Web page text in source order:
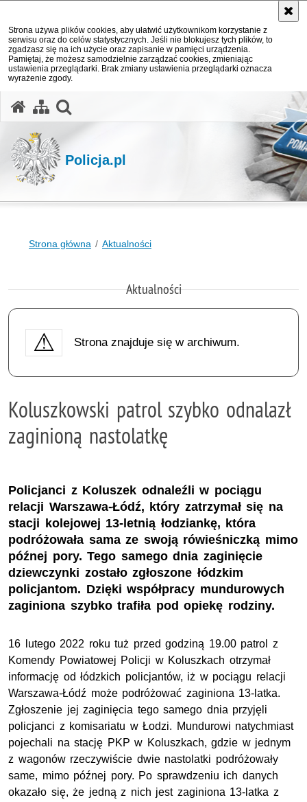
Strona używa plików cookies, aby ułatwić użytkownikom korzystanie z
serwisu oraz do celów statystycznych. Jeśli nie blokujesz tych plików, to
zgadzasz się na ich użycie oraz zapisanie w pamięci urządzenia.
Pamiętaj, że możesz samodzielnie zarządzać cookies, zmieniając
ustawienia przeglądarki. Brak zmiany ustawienia przeglądarki oznacza
wyrażenie zgody.
Policja.pl
Strona główna Aktualności
Aktualności
Strona znajduje się w archiwum.
Koluszkowski patrol szybko odnalazł
zaginioną nastolatkę
Policjanci z Koluszek odnaleźli w pociągu
relacji Warszawa-Łódź, który zatrzymał się na
stacji kolejowej 13-letnią łodziankę, która
podróżowała sama ze swoją rówieśniczką mimo
późnej pory. Tego samego dnia zaginięcie
dziewczynki zostało zgłoszone łódzkim
policjantom. Dzięki współpracy mundurowych
zaginiona szybko trafiła pod opiekę rodziny.
16 lutego 2022 roku tuż przed godziną 19.00 patrol z
Komendy Powiatowej Policji w Koluszkach otrzymał
informację od łódzkich policjantów, iż w pociągu relacji
Warszawa-Łódź może podróżować zaginiona 13-latka.
Zgłoszenie jej zaginięcia tego samego dnia przyjęli
policjanci z komisariatu w Łodzi. Mundurowi natychmiast
pojechali na stację PKP w Koluszkach, gdzie w jednym
z wagonów rzeczywiście dwie nastolatki podróżowały
same, mimo późnej pory. Po sprawdzeniu ich danych
okazało się, że jedną z nich jest zaginiona 13-latka z